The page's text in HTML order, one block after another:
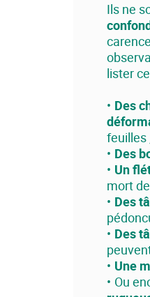
Ils ne
lister
Des
feuilles
Des
Un
mort
Des
Des
Une
Ou